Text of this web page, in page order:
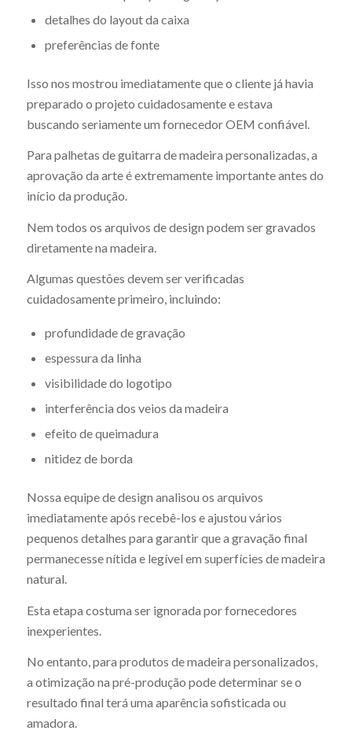
detalhes do layout da caixa
preferências de fonte
Isso nos mostrou imediatamente que o cliente já havia
preparado o projeto cuidadosamente e estava
buscando seriamente um fornecedor OEM confiável.
Para palhetas de guitarra de madeira personalizadas, a
aprovação da arte é extremamente importante antes do
início da produção.
Nem todos os arquivos de design podem ser gravados
diretamente na madeira.
Algumas questões devem ser verificadas
cuidadosamente primeiro, incluindo:
profundidade de gravação
espessura da linha
visibilidade do logotipo
interferência dos veios da madeira
efeito de queimadura
nitidez de borda
Nossa equipe de design analisou os arquivos
imediatamente após recebê-los e ajustou vários
pequenos detalhes para garantir que a gravação final
permanecesse nítida e legível em superfícies de madeira
natural.
Esta etapa costuma ser ignorada por fornecedores
inexperientes.
No entanto, para produtos de madeira personalizados,
a otimização na pré-produção pode determinar se o
resultado final terá uma aparência sofisticada ou
amadora.